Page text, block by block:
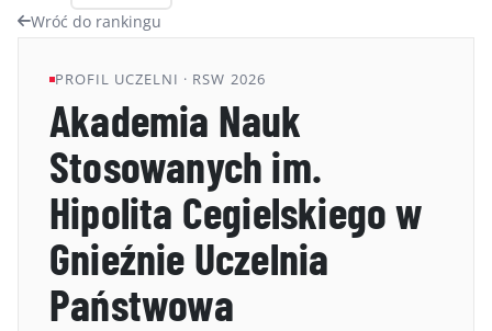
METODOLOGIA
GALERIA
KONTAKT
ERRATA
Wróć do rankingu
PROFIL UCZELNI · RSW 2026
Akademia Nauk
Stosowanych im.
Hipolita Cegielskiego w
Gnieźnie Uczelnia
Państwowa